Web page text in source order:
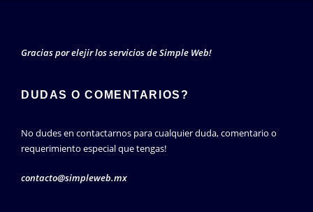
Gracias por elejir los servicios de Simple Web!
DUDAS O COMENTARIOS?
No dudes en contactarnos para cualquier duda, comentario o
requerimiento especial que tengas!
contacto@simpleweb.mx